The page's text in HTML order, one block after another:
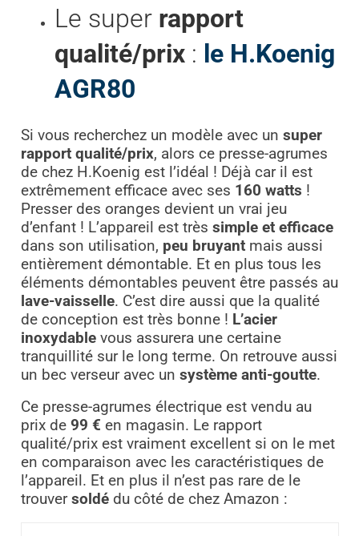
Le super rapport
qualité/prix : le H.Koenig
AGR80
Si vous recherchez un modèle avec un super
rapport qualité/prix, alors ce presse-agrumes
de chez H.Koenig est l’idéal ! Déjà car il est
extrêmement efficace avec ses 160 watts !
Presser des oranges devient un vrai jeu
d’enfant ! L’appareil est très simple et efficace
dans son utilisation, peu bruyantmais aussi
entièrement démontable. Et en plus tous les
éléments démontables peuvent être passés au
lave-vaisselle. C’est dire aussi que la qualité
de conception est très bonne ! L’acier
inoxydablevous assurera une certaine
tranquillité sur le long terme. On retrouve aussi
un bec verseur avec un système anti-goutte.
Ce presse-agrumes électrique est vendu au
prix de99 € en magasin. Le rapport
qualité/prix est vraiment excellent si on le met
en comparaison avec les caractéristiques de
l’appareil. Et en plus il n’est pas rare de le
trouversoldédu côté de chez Amazon :